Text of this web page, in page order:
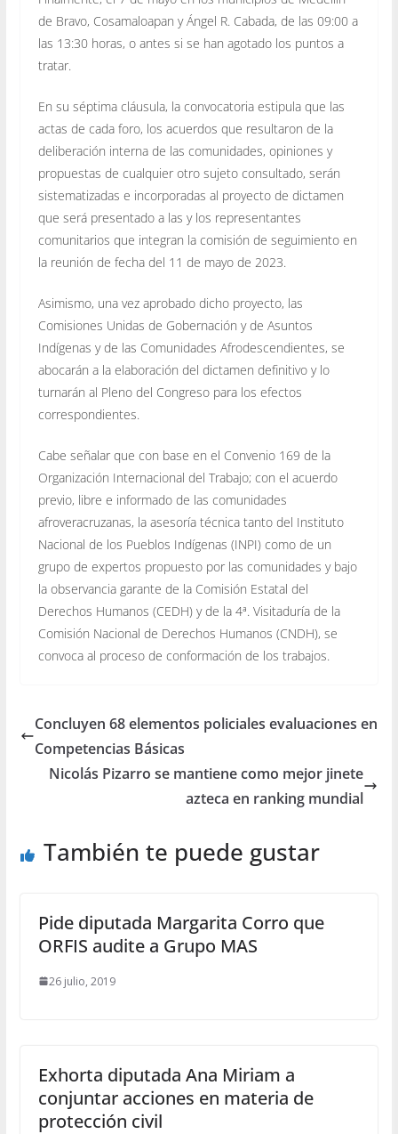
de Bravo, Cosamaloapan y Ángel R. Cabada, de las 09:00 a
las 13:30 horas, o antes si se han agotado los puntos a
tratar.
En su séptima cláusula, la convocatoria estipula que las
actas de cada foro, los acuerdos que resultaron de la
deliberación interna de las comunidades, opiniones y
propuestas de cualquier otro sujeto consultado, serán
sistematizadas e incorporadas al proyecto de dictamen
que será presentado a las y los representantes
comunitarios que integran la comisión de seguimiento en
la reunión de fecha del 11 de mayo de 2023.
Asimismo, una vez aprobado dicho proyecto, las
Comisiones Unidas de Gobernación y de Asuntos
Indígenas y de las Comunidades Afrodescendientes, se
abocarán a la elaboración del dictamen definitivo y lo
turnarán al Pleno del Congreso para los efectos
correspondientes.
Cabe señalar que con base en el Convenio 169 de la
Organización Internacional del Trabajo; con el acuerdo
previo, libre e informado de las comunidades
afroveracruzanas, la asesoría técnica tanto del Instituto
Nacional de los Pueblos Indígenas (INPI) como de un
grupo de expertos propuesto por las comunidades y bajo
la observancia garante de la Comisión Estatal del
Derechos Humanos (CEDH) y de la 4ª. Visitaduría de la
Comisión Nacional de Derechos Humanos (CNDH), se
convoca al proceso de conformación de los trabajos.
Concluyen 68 elementos policiales evaluaciones en
Competencias Básicas
Nicolás Pizarro se mantiene como mejor jinete
azteca en ranking mundial
También te puede gustar
Pide diputada Margarita Corro que
ORFIS audite a Grupo MAS
26 julio, 2019
Exhorta diputada Ana Miriam a
conjuntar acciones en materia de
protección civil